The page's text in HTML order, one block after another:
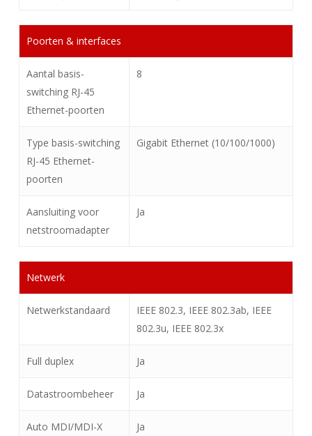
Poorten & interfaces
Aantal basis-
switching RJ-45
Ethernet-poorten
8
Type basis-switching
RJ-45 Ethernet-
poorten
Gigabit Ethernet (10/100/1000)
Aansluiting voor
netstroomadapter
Ja
Netwerk
Netwerkstandaard
IEEE 802.3, IEEE 802.3ab, IEEE
802.3u, IEEE 802.3x
Full duplex Ja
Datastroombeheer Ja
Auto MDI/MDI-X Ja